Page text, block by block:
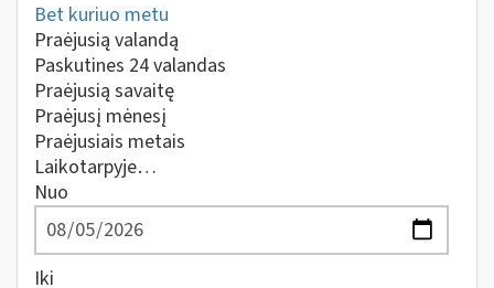
Bet kuriuo metu
Praėjusią valandą
Paskutines 24 valandas
Praėjusią savaitę
Praėjusį mėnesį
Praėjusiais metais
Laikotarpyje…
Nuo
Iki